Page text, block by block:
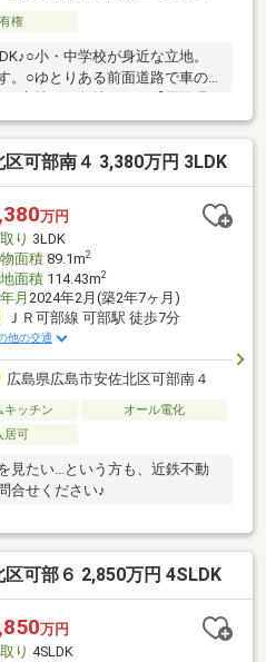
権
小・中学校が身近な立地。
。○ゆとりある前面道路で車の
、心地よい角地です。【周辺環
店 徒歩約21分・セブンイレブ
フジ三入店 徒歩約24分・ウ
幼稚園 徒歩約23分・広島市立
立三入中学校 徒歩約5分いつ
問い合わせください。
可部南４ 3,380万円 3LDK
万円
り 3LDK
面積89.1m2
面積114.43m2
月 2024年2月(築2年7ヶ月)
ＪＲ可部線 可部駅 徒歩7分
他の交通
広島県広島市安佐北区可部南４
キッチン
オール電化
居可
見たい...という方も、近鉄不動
合せください♪
可部６ 2,850万円 4SLDK
万円
り 4SLDK